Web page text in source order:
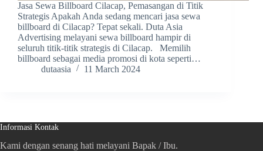
Jasa Sewa Billboard Cilacap, Pemasangan di Titik
Strategis Apakah Anda sedang mencari jasa sewa
billboard di Cilacap? Tepat sekali. Duta Asia
Advertising melayani sewa billboard hampir di
seluruh titik-titik strategis di Cilacap. Memilih
billboard sebagai media promosi di kota seperti…
dutaasia
11 March 2024
Informasi Kontak
Kami dengan senang hati melayani Bapak / Ibu.